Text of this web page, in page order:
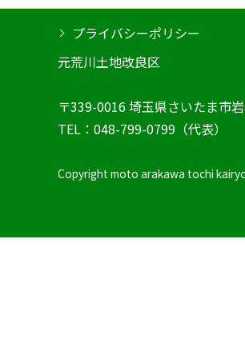
プライバシーポリシー
元荒川土地改良区
〒339-0016 埼玉県さいたま市
TEL：048-799-0799（代表）
Copyright moto arakawa tochi